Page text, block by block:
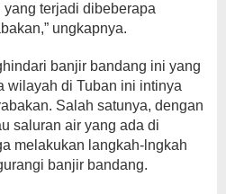
terjadi dibeberapa
ungkapnya.
banjir bandang ini yang
wilayah di Tuban ini intinya
Salah satunya, dengan
saluran air yang ada di
melakukan langkah-lngkah
banjir bandang.